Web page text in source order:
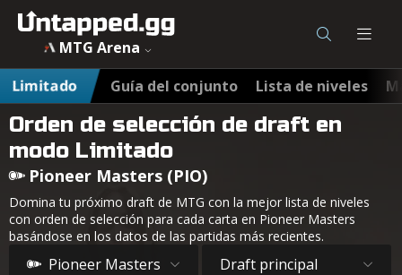
MTG Arena
Limitado
Guía del conjunto Lista de niveles
Orden de selección de draft en
modo Limitado
Pioneer Masters (PIO)
Domina tu próximo draft de MTG con la mejor lista de niveles
con orden de selección para cada carta en Pioneer Masters
basándose en los datos de las partidas más recientes.
Pioneer Masters Draft principal